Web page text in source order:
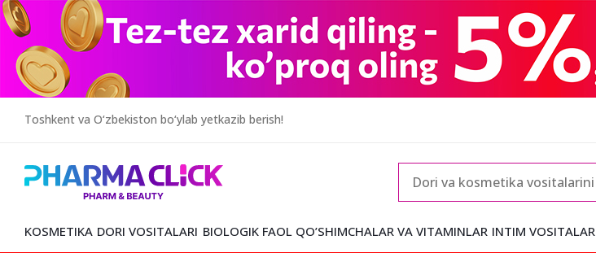
Toshkent va O‘zbekiston bo‘ylab yetkazib berish!
KOSMETIKA DORI VOSITALARI BIOLOGIK FAOL QO’SHIMCHALAR VA VITAMINLAR INTIM VOSITALAR